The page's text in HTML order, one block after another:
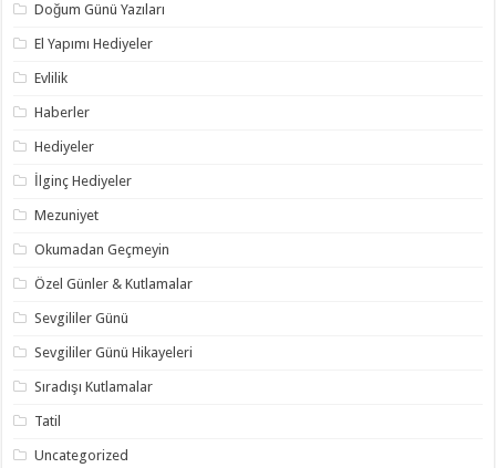
Doğum Günü Yazıları
El Yapımı Hediyeler
Evlilik
Haberler
Hediyeler
İlginç Hediyeler
Mezuniyet
Okumadan Geçmeyin
Özel Günler & Kutlamalar
Sevgililer Günü
Sevgililer Günü Hikayeleri
Sıradışı Kutlamalar
Tatil
Uncategorized